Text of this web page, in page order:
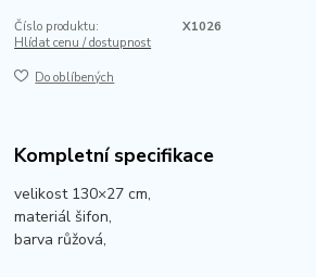
Číslo produktu:
X1026
Hlídat cenu / dostupnost
Do oblíbených
Kompletní specifikace
velikost 130×27 cm,
materiál šifon,
barva růžová,